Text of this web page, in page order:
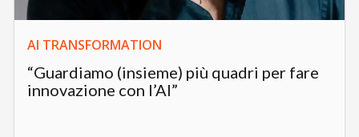
AI TRANSFORMATION
“Guardiamo (insieme) più quadri per fare
innovazione con l’AI”